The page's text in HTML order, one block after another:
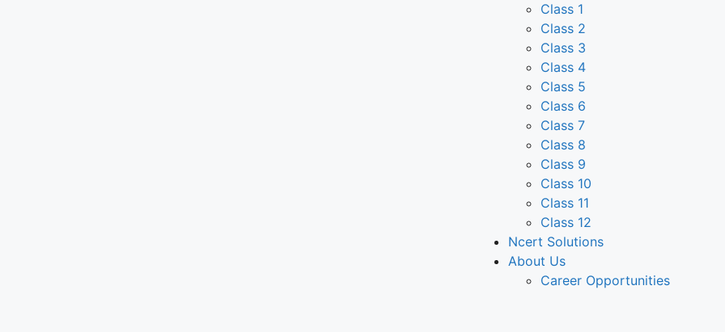
Class 1
Class 2
Class 3
Class 4
Class 5
Class 6
Class 7
Class 8
Class 9
Class 10
Class 11
Class 12
Ncert Solutions
About Us
Career Opportunities